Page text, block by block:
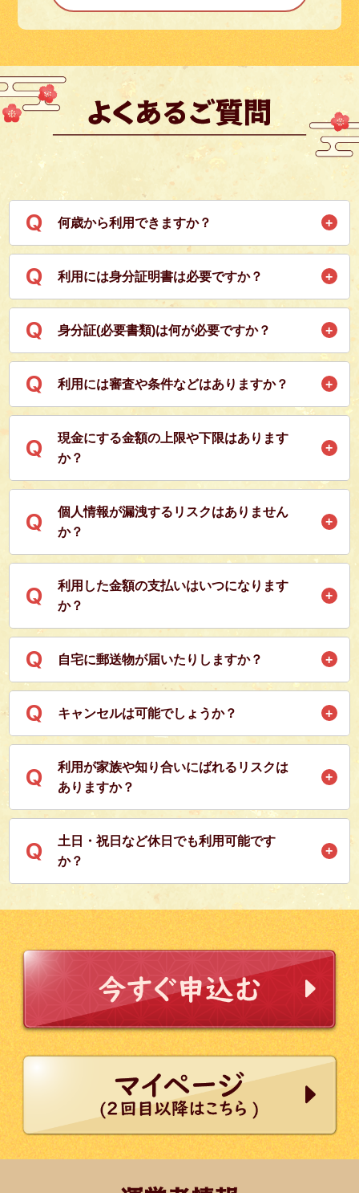
Q 何歳から利用できますか？
成人以上からご利用いただけます。
18歳未満や高校生以下の方はご利用いただけません。
Q 利用には身分証明書は必要ですか？
初回利用時のみ、身分証の提示が必要になります。
2回目以降は必要ありません。
Q 身分証(必要書類)は何が必要ですか？
免許証やマイナンバーカードなど顔写真付きの身分証の裏表が
必要になります。
また、お申込み時にIDセルフィー画像(例参照)が必須でござい
Q 利用には審査や条件などはありますか？
18歳以上で携帯をお持ちの方であれば利用可能です。
Q
現金にする金額の上限や下限はあります
か？
用限度額内であれば上限はございません。
最低金額は10,000円からとなっており、1,000円単位で希望の
金額を選択可能です。
Q
個人情報が漏洩するリスクはありません
か？
詳しくはプライバシーポリシーをご覧くださいませ。
Q
利用した金額の支払いはいつになります
か？
利用の際に決済頂いたカードやアプリ・携帯キャリアの支払い
日と一緒にお支払いいただく形になります。
Q 自宅に郵送物が届いたりしますか？
商品買取方式ですので、ご自宅に商品が配送される心配はござ
いません。
Q キャンセルは可能でしょうか？
ざいます。
Q
利用が家族や知り合いにばれるリスクは
ありますか？
がございますが、当社サービスはそういった確認は一切ないた
め、ご自身が利用履歴を第三者に共有しない限り利用を知られ
ることはありません。
Q
土日・祝日など休日でも利用可能です
か？
当社は土日祝日と一般的な休日関係なく営業しておりますので
ご安心ください。